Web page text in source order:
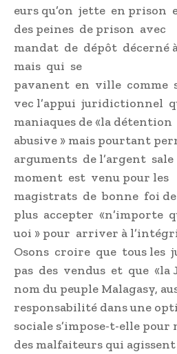
eurs qu’on jette en prison
des peines de prison avec
mandat de dépôt décerné
mais qui se
pavanent en ville comme
vec l’appui juridictionnel
maniaques de «la
abusive » mais pourtant
arguments de l’argent
moment est venu pour les
magistrats de bonne foi
plus accepter «n’importe
uoi » pour arriver à
Osons croire que tous les
pas des vendus et que «la
nom du peuple Malagasy,
responsabilité dans une
sociale s’impose-t-elle
des malfaiteurs qui